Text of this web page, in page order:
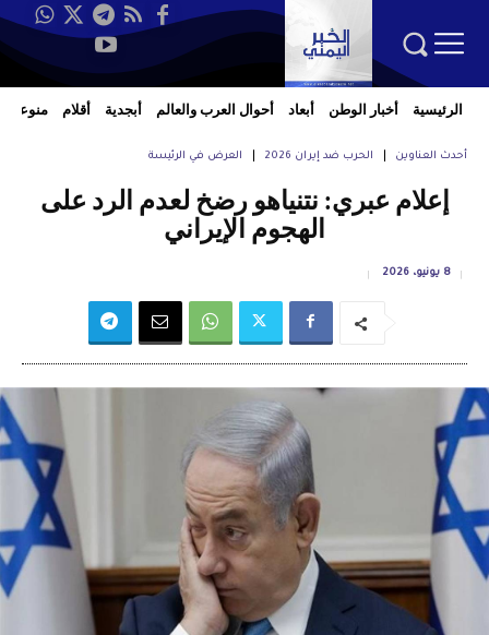
الرئيسية أخبار الوطن أبعاد أحوال العرب والعالم أبجدية أقلام منوعات
أحدث العناوين الحرب ضد إيران 2026 العرض في الرئيسة
إعلام عبري: نتنياهو رضخ لعدم الرد على
الهجوم الإيراني
8 يونيو، 2026